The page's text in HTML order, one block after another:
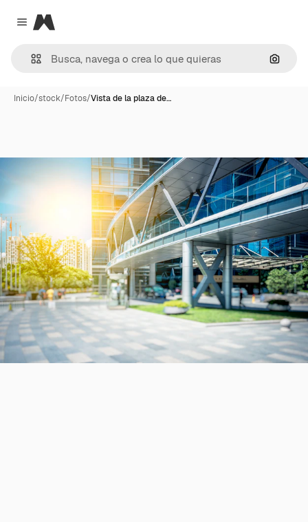
Close menu
Magnific
Inicio/stock/Fotos/Vista de la plaza de…